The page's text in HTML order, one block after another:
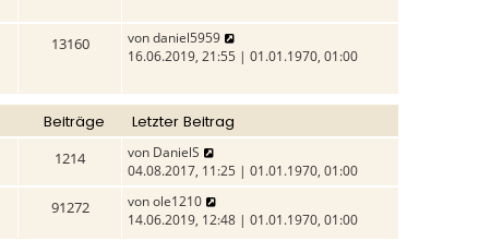
t
r
a
e
r
B
i
t
r
g
e
s
t
r
e
t
r
g
13160 vondaniel5959
e
e
B
16.06.2019, 21:55 | 01.01.1970, 01:00
Beiträge Letzter Beitrag
1214 von DanielS
e
u
e
s
04.08.2017, 11:25 | 01.01.1970, 01:00
91272 vonole1210
e
14.06.2019, 12:48 | 01.01.1970, 01:00